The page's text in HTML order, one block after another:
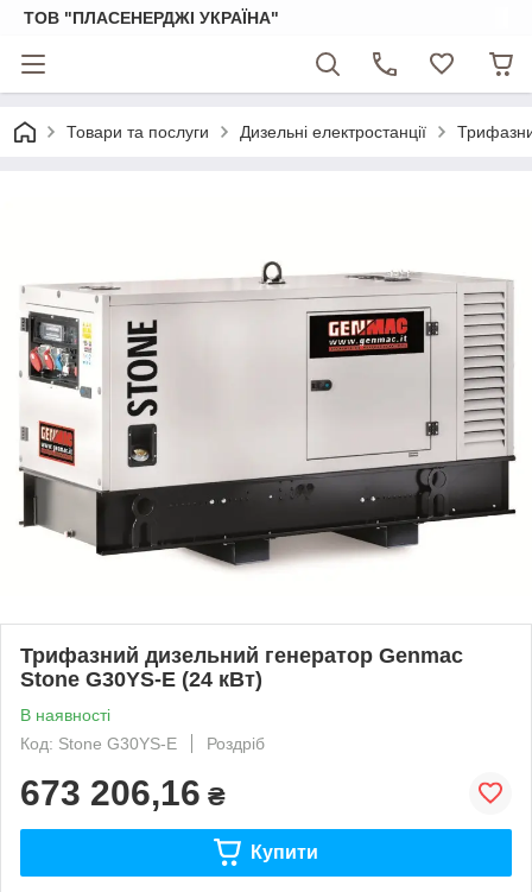
ТОВ "ПЛАСЕНЕРДЖІ УКРАЇНА"
Товари та послуги Дизельні електростанції
Трифазний дизельний генератор Genmac
Stone G30YS-E (24 кВт)
В наявності
Код: Stone G30YS-E
Роздріб
673 206,16 ₴
Купити